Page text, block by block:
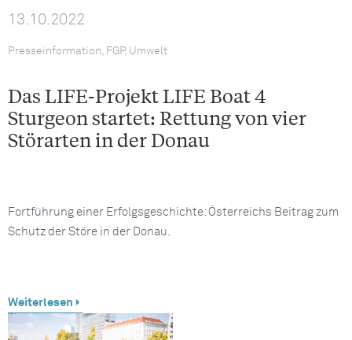
13.10.2022
Presseinformation, FGP, Umwelt
Das LIFE-Projekt LIFE Boat 4
Sturgeon startet: Rettung von vier
Störarten in der Donau
Fortführung einer Erfolgsgeschichte: Österreichs Beitrag zum
Schutz der Störe in der Donau.
Weiterlesen